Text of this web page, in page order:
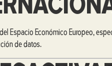
Espacio Económico Europeo,
de datos.